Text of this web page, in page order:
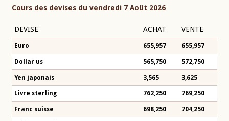
Cours des devises du vendredi 7 Août 2026
DEVISE ACHAT VENTE
Euro 655,957 655,957
Dollar us 565,750 572,750
Yen japonais 3,565 3,625
Livre sterling 762,250 769,250
Franc suisse 698,250 704,250